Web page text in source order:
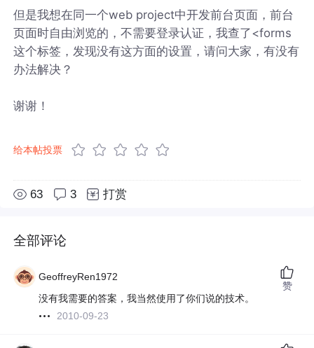
但是我想在同一个web project中开发前台页面，前台
页面时自由浏览的，不需要登录认证，我查了<forms
这个标签，发现没有这方面的设置，请问大家，有没有
办法解决？
谢谢！
给本帖投票
63 3 打赏
全部评论
GeoffreyRen1972
没有我需要的答案，我当然使用了你们说的技术。
2010-09-23
赞